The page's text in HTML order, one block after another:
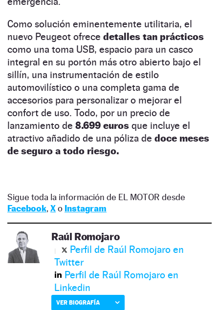
Como solución eminentemente utilitaria, el
nuevo Peugeot ofrece detalles tan prácticos
como una toma USB, espacio para un casco
integral en su portón más otro abierto bajo el
sillín, una instrumentación de estilo
automovilístico o una completa gama de
accesorios para personalizar o mejorar el
confort de uso. Todo, por un precio de
lanzamiento de 8.699 euros que incluye el
atractivo añadido de una póliza de doce meses
de seguro a todo riesgo.
Sigue toda la información de EL MOTOR desde
Facebook, Xo Instagram
Raúl Romojaro
Perfil de Raúl Romojaro en
Twitter
Perfil de Raúl Romojaro en
Linkedin
VER BIOGRAFÍA